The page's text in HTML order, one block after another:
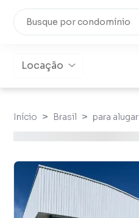
Locação
Início Brasil para alugar